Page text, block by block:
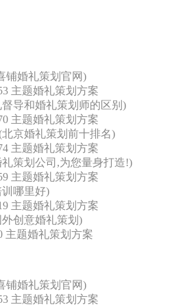
铺婚礼策划官网)
主题婚礼策划方案
导和婚礼策划师的区别)
主题婚礼策划方案
京婚礼策划前十排名)
主题婚礼策划方案
策划公司,为您量身打造!)
主题婚礼策划方案
哪里好)
主题婚礼策划方案
创意婚礼策划)
主题婚礼策划方案
铺婚礼策划官网)
主题婚礼策划方案